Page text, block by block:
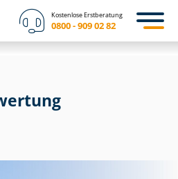
Kostenlose Erstberatung
0800 - 909 02 82